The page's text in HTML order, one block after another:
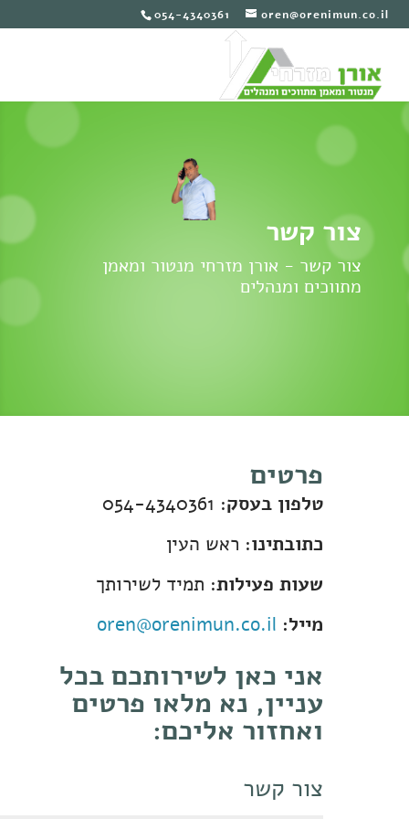
054-4340361 oren@orenimun.co.il
צור קשר
צור קשר - אורן מזרחי מנטור ומאמן
מתווכים ומנהלים
פרטים
טלפון בעסק: 054-4340361
כתובתינו: ראש העין
שעות פעילות: תמיד לשירותך
מייל: oren@orenimun.co.il
אני כאן לשירותכם בכל
עניין, נא מלאו פרטים
ואחזור אליכם:
צור קשר